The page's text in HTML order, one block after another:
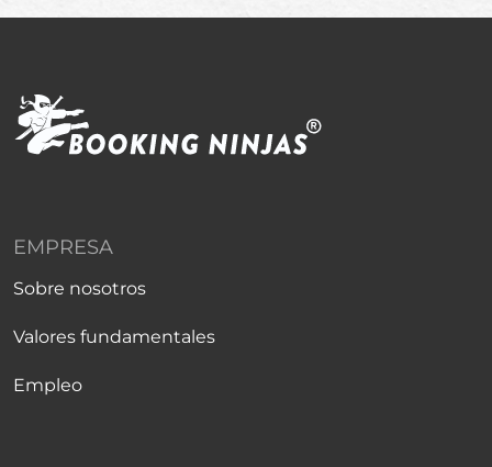
EMPRESA
Sobre nosotros
Valores fundamentales
Empleo